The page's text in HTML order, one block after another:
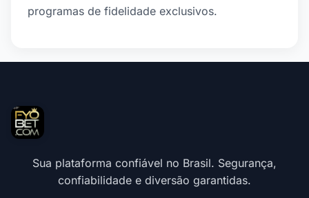
programas de fidelidade exclusivos.
Sua plataforma confiável no Brasil. Segurança,
confiabilidade e diversão garantidas.